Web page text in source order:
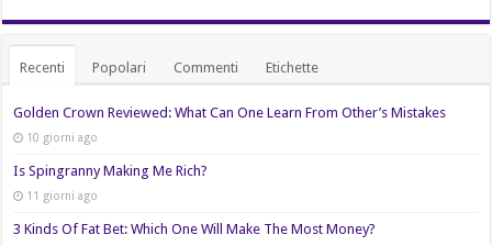
Recenti Popolari Commenti Etichette
Golden Crown Reviewed: What Can One Learn From Other’s Mistakes
10 giorni ago
Is Spingranny Making Me Rich?
11 giorni ago
3 Kinds Of Fat Bet: Which One Will Make The Most Money?